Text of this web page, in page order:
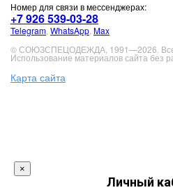
Номер для связи в мессенджерах:
+7 926 539-03-28
Telegram WhatsApp Max
© СОЮЗСПЕЦОДЕЖДА, 1991—2026. Все
Использование материалов сайта без
Карта сайта
×
Личный